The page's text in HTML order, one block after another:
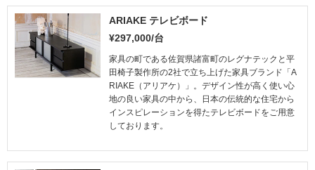
ARIAKE テレビボード
¥297,000/台
家具の町である佐賀県諸富町のレグナテックと平
田椅子製作所の2社で立ち上げた家具ブランド「A
RIAKE（アリアケ）」。デザイン性が高く使い心
地の良い家具の中から、日本の伝統的な住宅から
インスピレーションを得たテレビボードをご用意
しております。